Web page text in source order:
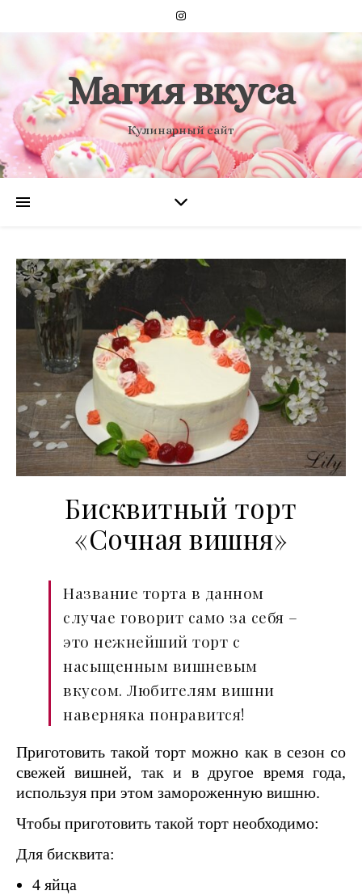
Магия вкуса
Кулинарный сайт
Бисквитный торт
«Сочная вишня»
Название торта в данном
случае говорит само за себя –
это нежнейший торт с
насыщенным вишневым
вкусом. Любителям вишни
наверняка понравится!
Приготовить такой торт можно как в сезон со
свежей вишней, так и в другое время года,
используя при этом замороженную вишню.
Чтобы приготовить такой торт необходимо:
Для бисквита:
4 яйца